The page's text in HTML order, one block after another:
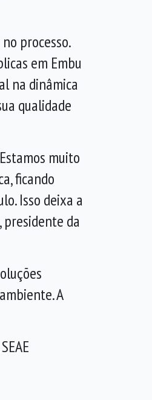
processo.
em Embu
na dinâmica
qualidade
muito
ficando
Isso deixa a
presidente da
A